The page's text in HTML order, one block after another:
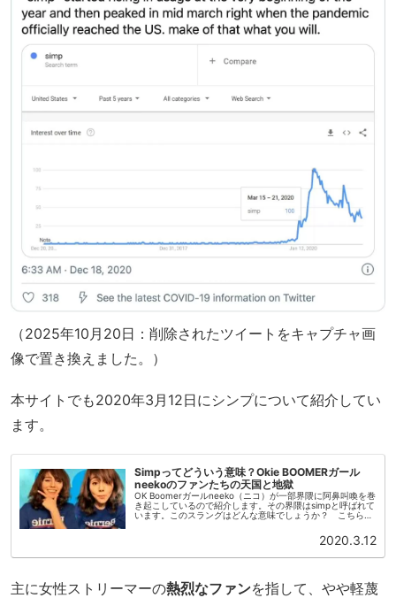
（2025年10月20日：削除されたツイートをキャプチャ画
像で置き換えました。）
本サイトでも2020年3月12日にシンプについて紹介してい
ます。
Simpってどういう意味？Okie BOOMERガール
neekoのファンたちの天国と地獄
OK Boomerガールneeko（ニコ）が一部界隈に阿鼻叫喚を巻
き起こしているので紹介します。その界隈はsimpと呼ばれて
います。このスラングはどんな意味でしょうか？ こちらも
2020.3.12
主に女性ストリーマーの熱烈なファンを指して、やや軽蔑